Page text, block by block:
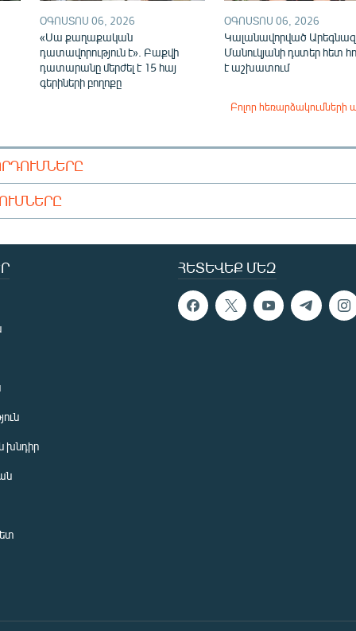
ՕԳՈՍՏՈՍ 06, 2026
«Սա քաղաքական
դատավորություն է». Բաքվի
դատարանը մերժել է 15 հայ
գերիների բողոքը
ՕԳՈՍՏՈՍ 06, 2026
Կալանավորված Արեգնազ
Մանուկյանի դստեր հետ
է աշխատում
Բոլոր հեռարձակումների
ՀԵՏԵՎԵՔ ՄԵԶ
խնդիր